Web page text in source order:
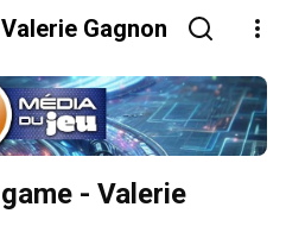
Gagnon
- Valerie